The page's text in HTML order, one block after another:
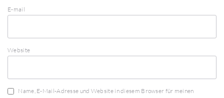
E-mail
Website
Name, E-Mail-Adresse und Website in diesem Browser für meinen